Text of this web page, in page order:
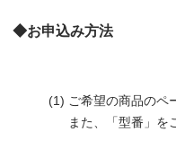
◆お申込み方法
(1) ご希望の商品のペ
また、「型番」を